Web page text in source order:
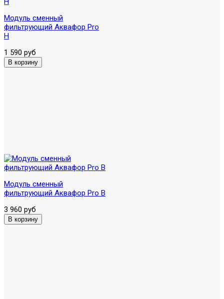
Модуль сменный
фильтрующий Аквафор Pro
H
1 590 руб
Модуль сменный
фильтрующий Аквафор Pro B
3 960 руб